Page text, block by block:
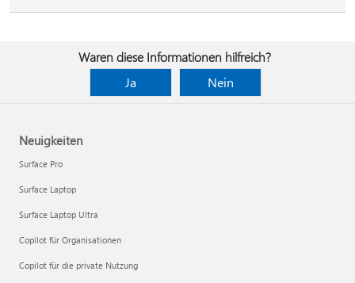
Waren diese Informationen hilfreich?
Ja
Nein
Neuigkeiten
Surface Pro
Surface Laptop
Surface Laptop Ultra
Copilot für Organisationen
Copilot für die private Nutzung